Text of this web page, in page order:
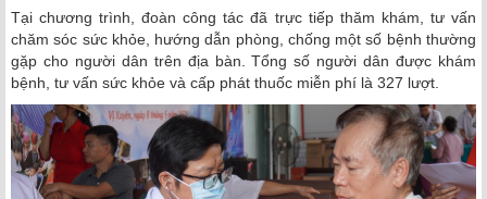
Tại chương trình, đoàn công tác đã trực tiếp thăm khám, tư vấn
chăm sóc sức khỏe, hướng dẫn phòng, chống một số bệnh thường
gặp cho người dân trên địa bàn. Tổng số người dân được khám
bệnh, tư vấn sức khỏe và cấp phát thuốc miễn phí là 327 lượt.